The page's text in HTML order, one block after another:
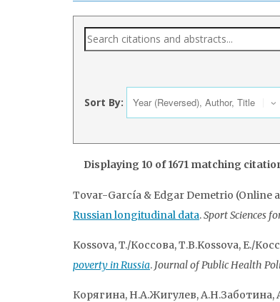
Sort By:
Displaying 10 of 1671 matching
Tovar-García & Edgar Demetrio (Online
Russian longitudinal data.Sport Sciences
Kossova, T./Коссова, Т.В.Kossova, E./
poverty in Russia. Journal of Public Health
Корягина, Н.А.Жигулев, А.Н.Заботина,